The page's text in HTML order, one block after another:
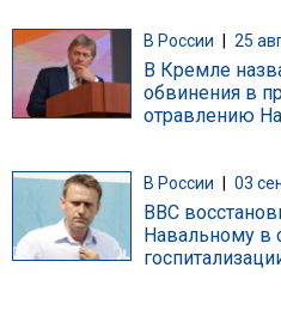
В России 25
В Кремле
обвинения в
отравлению
В России 03
BBC
Навальному в